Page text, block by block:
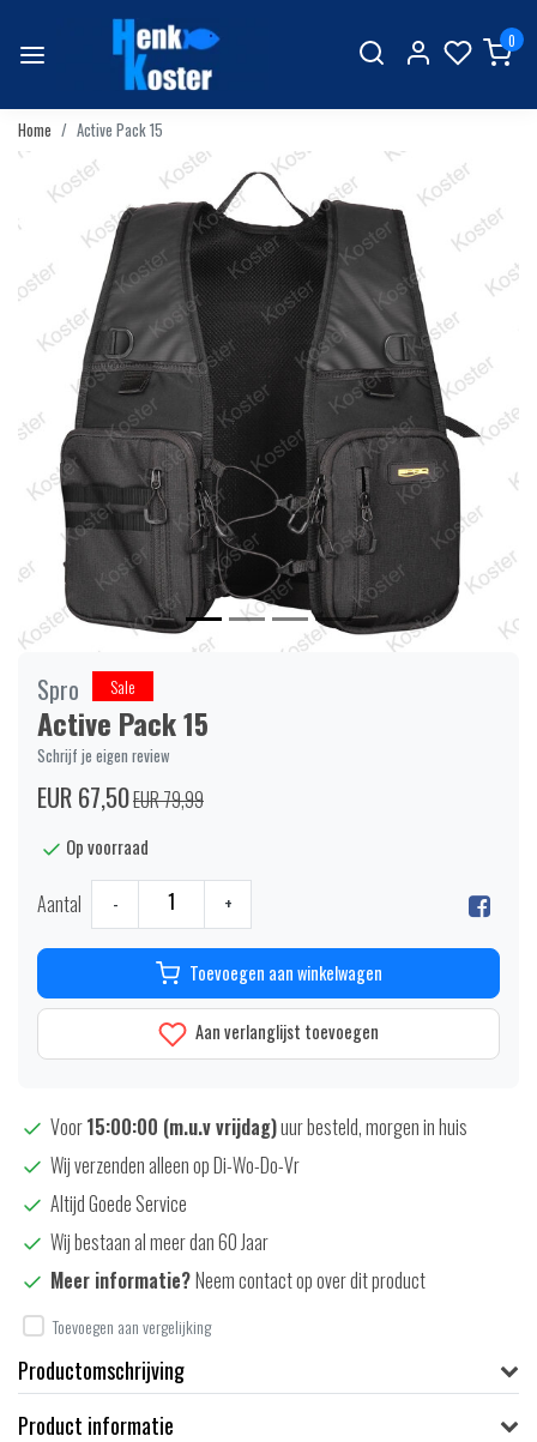
0
Home Active Pack 15
Vorige
Spro Sale
Active Pack 15
Schrijf je eigen review
EUR 67,50EUR 79,99
Op voorraad
Aantal - +
Toevoegen aan winkelwagen
Aan verlanglijst toevoegen
Voor15:00:00 (m.u.v vrijdag)uur besteld, morgen in huis
Wij verzenden alleen op Di-Wo-Do-Vr
Altijd Goede Service
Wij bestaan al meer dan 60 Jaar
Meer informatie?Neem contact op over dit product
Toevoegen aan vergelijking
Productomschrijving
Product informatie